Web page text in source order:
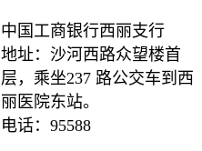
中国工商银行西丽支行
地址：沙河西路众望楼首
层，乘坐237 路公交车到西
丽医院东站。
电话：95588